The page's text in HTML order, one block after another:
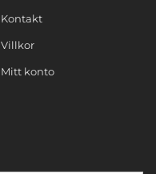
Kontakt
Villkor
Mitt konto